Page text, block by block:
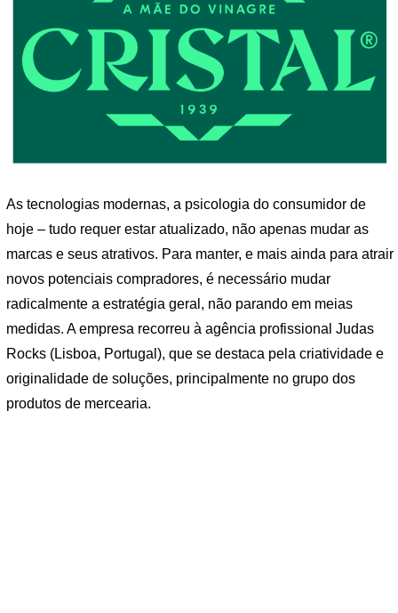
As tecnologias modernas, a psicologia do consumidor de
hoje – tudo requer estar atualizado, não apenas mudar as
marcas e seus atrativos. Para manter, e mais ainda para atrair
novos potenciais compradores, é necessário mudar
radicalmente a estratégia geral, não parando em meias
medidas. A empresa recorreu à agência profissional Judas
Rocks (Lisboa, Portugal), que se destaca pela criatividade e
originalidade de soluções, principalmente no grupo dos
produtos de mercearia.